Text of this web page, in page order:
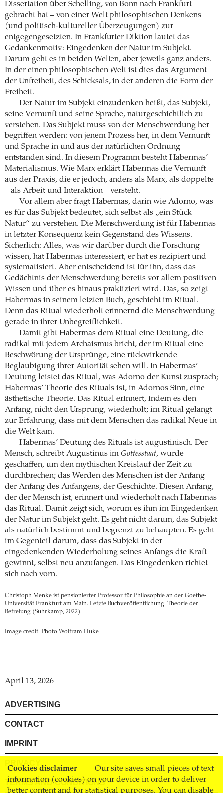
Cookies disclaimer
Our site saves small pieces of text
information (cookies) on your device in order to deliver
better content and for statistical purposes. You can disable
Dissertation über Schelling, von Bonn nach Frankfurt
gebracht hat – von einer Welt philosophischen Denkens
(und politisch-kultureller Überzeugungen) zur
entgegengesetzten. In Frankfurter Diktion lautet das
Gedankenmotiv: Eingedenken der Natur im Subjekt.
Darum geht es in beiden Welten, aber jeweils ganz anders.
In der einen philosophischen Welt ist dies das Argument
der Unfreiheit, des Schicksals, in der anderen die Form der
Freiheit.
Der Natur im Subjekt einzudenken heißt, das Subjekt,
seine Vernunft und seine Sprache, naturgeschichtlich zu
verstehen. Das Subjekt muss von der Menschwerdung her
begriffen werden: von jenem Prozess her, in dem Vernunft
und Sprache in und aus der natürlichen Ordnung
entstanden sind. In diesem Programm besteht Habermas’
Materialismus. Wie Marx erklärt Habermas die Vernunft
aus der Praxis, die er jedoch, anders als Marx, als doppelte
– als Arbeit und Interaktion – versteht.
Vor allem aber fragt Habermas, darin wie Adorno, was
es für das Subjekt bedeutet, sich selbst als „ein Stück
Natur“ zu verstehen. Die Menschwerdung ist für Habermas
in letzter Konsequenz kein Gegenstand des Wissens.
Sicherlich: Alles, was wir darüber durch die Forschung
wissen, hat Habermas interessiert, er hat es rezipiert und
systematisiert. Aber entscheidend ist für ihn, dass das
Gedächtnis der Menschwerdung bereits vor allem positiven
Wissen und über es hinaus praktiziert wird. Das, so zeigt
Habermas in seinem letzten Buch, geschieht im Ritual.
Denn das Ritual wiederholt erinnernd die Menschwerdung
gerade in ihrer Unbegreiflichkeit.
Damit gibt Habermas dem Ritual eine Deutung, die
radikal mit jedem Archaismus bricht, der im Ritual eine
Beschwörung der Ursprünge, eine rückwirkende
Beglaubigung ihrer Autorität sehen will. In Habermas’
Deutung leistet das Ritual, was Adorno der Kunst zusprach;
Habermas’ Theorie des Rituals ist, in Adornos Sinn, eine
ästhetische Theorie. Das Ritual erinnert, indem es den
Anfang, nicht den Ursprung, wiederholt; im Ritual gelangt
zur Erfahrung, dass mit dem Menschen das radikal Neue in
die Welt kam.
Habermas’ Deutung des Rituals ist augustinisch. Der
Mensch, schreibt Augustinus im Gottesstaat, wurde
geschaffen, um den mythischen Kreislauf der Zeit zu
durchbrechen; das Werden des Menschen ist der Anfang –
der Anfang des Anfangens, der Geschichte. Diesen Anfang,
der der Mensch ist, erinnert und wiederholt nach Habermas
das Ritual. Damit zeigt sich, worum es ihm im Eingedenken
der Natur im Subjekt geht. Es geht nicht darum, das Subjekt
als natürlich bestimmt und begrenzt zu behaupten. Es geht
im Gegenteil darum, dass das Subjekt in der
eingedenkenden Wiederholung seines Anfangs die Kraft
gewinnt, selbst neu anzufangen. Das Eingedenken richtet
sich nach vorn.
Christoph Menke ist pensionierter Professor für Philosophie an der Goethe-
Universität Frankfurt am Main. Letzte Buchveröffentlichung: Theorie der
Befreiung (Suhrkamp, 2022).
Image credit: Photo Wolfram Huke
April 13, 2026
ADVERTISING
CONTACT
IMPRINT
PRIVACY
TERMS AND CONDITIONS